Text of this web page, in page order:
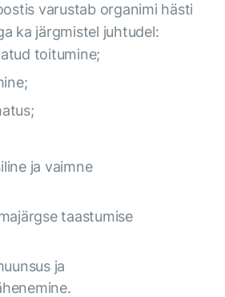
varustab organimi hästi
ka järgmistel juhtudel:
toitumine;
ja vaimne
taastumise
ja